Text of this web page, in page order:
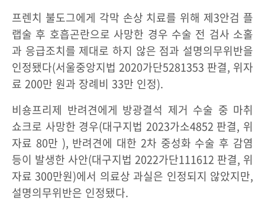
프렌치 불도그에게 각막 손상 치료를 위해 제3안검 플
랩술 후 호흡곤란으로 사망한 경우 수술 전 검사 소홀
과 응급조치를 제대로 하지 않은 점과 설명의무위반을
인정됐다(서울중앙지법 2020가단5281353 판결, 위자
료 200만 원과 장례비 33만 인정).
비숑프리제 반려견에게 방광결석 제거 수술 중 마취
쇼크로 사망한 경우(대구지법 2023가소4852 판결, 위
자료 80만 ), 반려견에 대한 2차 중성화 수술 후 감염
등이 발생한 사안(대구지법 2022가단111612 판결, 위
자료 300만원)에서 의료상 과실은 인정되지 않았지만,
설명의무위반은 인정됐다.